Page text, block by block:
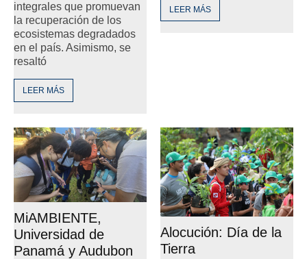
integrales que promuevan
la recuperación de los
ecosistemas degradados
en el país. Asimismo, se
resaltó
LEER MÁS
LEER MÁS
MiAMBIENTE,
Universidad de
Panamá y Audubon
Alocución: Día de la
Tierra